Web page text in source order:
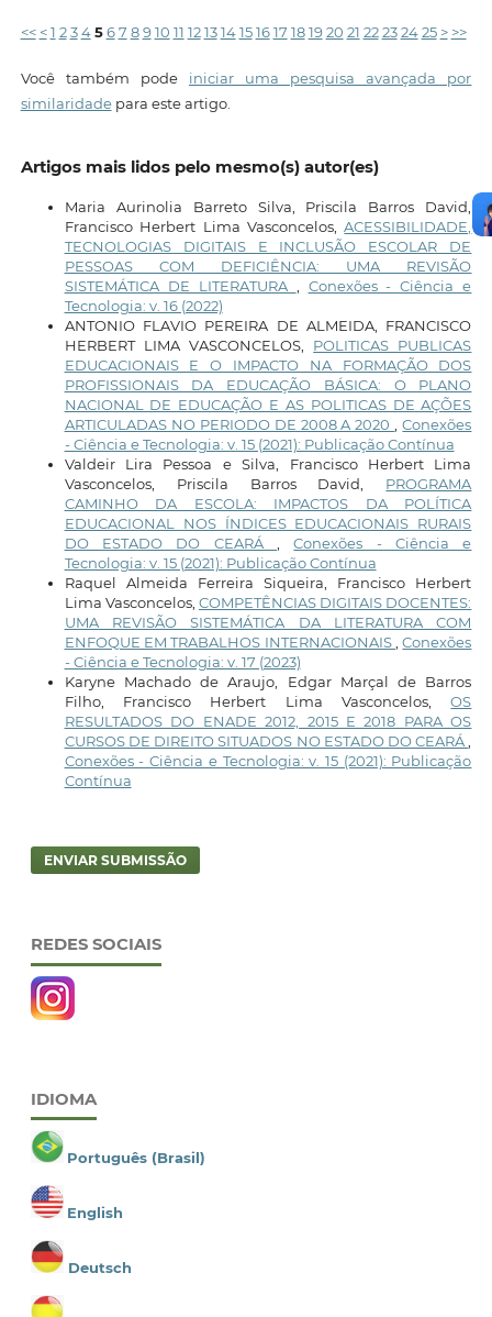
<< < 1 2 3 4 5 6 7 8 9 10 11 12 13 14 15 16 17 18 19 20 21 22 23 24 25 > >>
Você também pode iniciar uma pesquisa avançada por
similaridadepara este artigo.
Artigos mais lidos pelo mesmo(s) autor(es)
Maria Aurinolia Barreto Silva, Priscila Barros David,
Francisco Herbert Lima Vasconcelos,ACESSIBILIDADE,
TECNOLOGIAS DIGITAIS E INCLUSÃO ESCOLAR DE
PESSOAS COM DEFICIÊNCIA: UMA REVISÃO
SISTEMÁTICA DE LITERATURA , Conexões - Ciência e
Tecnologia: v. 16 (2022)
ANTONIO FLAVIO PEREIRA DE ALMEIDA, FRANCISCO
HERBERT LIMA VASCONCELOS, POLITICAS PUBLICAS
EDUCACIONAIS E O IMPACTO NA FORMAÇÃO DOS
PROFISSIONAIS DA EDUCAÇÃO BÁSICA: O PLANO
NACIONAL DE EDUCAÇÃO E AS POLITICAS DE AÇÕES
ARTICULADAS NO PERIODO DE 2008 A 2020,Conexões
- Ciência e Tecnologia: v. 15 (2021): Publicação Contínua
Valdeir Lira Pessoa e Silva, Francisco Herbert Lima
Vasconcelos, Priscila Barros David, PROGRAMA
CAMINHO DA ESCOLA: IMPACTOS DA POLÍTICA
EDUCACIONAL NOS ÍNDICES EDUCACIONAIS RURAIS
DO ESTADO DO CEARÁ ,Conexões - Ciência e
Tecnologia: v. 15 (2021): Publicação Contínua
Raquel Almeida Ferreira Siqueira, Francisco Herbert
Lima Vasconcelos, COMPETÊNCIAS DIGITAIS DOCENTES:
UMA REVISÃO SISTEMÁTICA DA LITERATURA COM
ENFOQUE EM TRABALHOS INTERNACIONAIS,Conexões
- Ciência e Tecnologia: v. 17 (2023)
Karyne Machado de Araujo, Edgar Marçal de Barros
Filho, Francisco Herbert Lima Vasconcelos,OS
RESULTADOS DO ENADE 2012, 2015 E 2018 PARA OS
CURSOS DE DIREITO SITUADOS NO ESTADO DO CEARÁ,
Conexões - Ciência e Tecnologia: v. 15 (2021): Publicação
Contínua
ENVIAR SUBMISSÃO
REDES SOCIAIS
IDIOMA
Português (Brasil)
English
Deutsch